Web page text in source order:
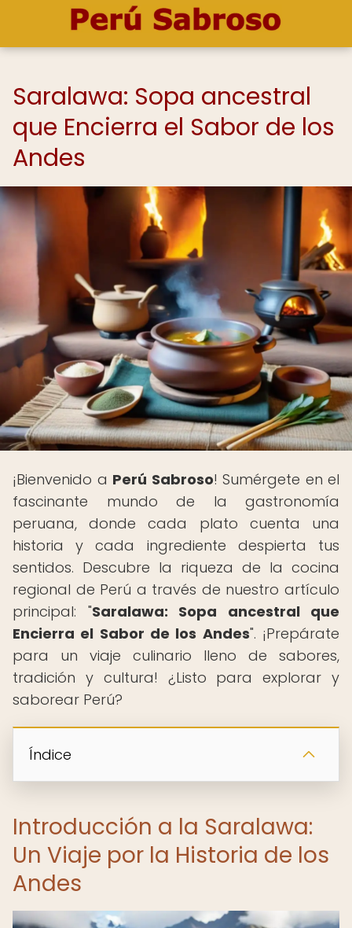
Saralawa: Sopa ancestral
que Encierra el Sabor de los
Andes
¡Bienvenido a Perú Sabroso! Sumérgete en el
fascinante mundo de la gastronomía
peruana, donde cada plato cuenta una
historia y cada ingrediente despierta tus
sentidos. Descubre la riqueza de la cocina
regional de Perú a través de nuestro artículo
principal: "Saralawa: Sopa ancestral que
Encierra el Sabor de los Andes". ¡Prepárate
para un viaje culinario lleno de sabores,
tradición y cultura! ¿Listo para explorar y
saborear Perú?
Índice
Introducción a la Saralawa:
Un Viaje por la Historia de los
Andes